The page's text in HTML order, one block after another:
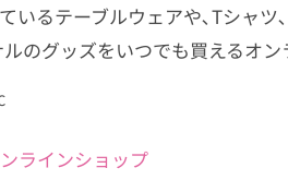
いるテーブルウェアや､Tシャ
のグッズをいつでも買えるオン
ラインショップ